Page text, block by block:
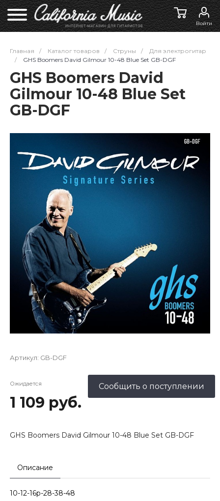
Войти
Главная / Каталог товаров / Струны /
Для электрогитар
/
GHS Boomers David Gilmour 10-48 Blue Set GB-DGF
GHS Boomers David
Gilmour 10-48 Blue Set
GB-DGF
Артикул: GB-DGF
Ожидается
1 109 руб.
Сообщить о поступлении
GHS Boomers David Gilmour 10-48 Blue Set GB-DGF
Описание
10-12-16p-28-38-48